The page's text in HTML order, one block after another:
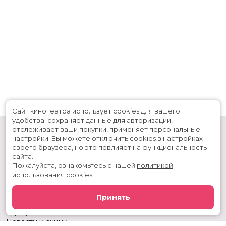
Скоро в кино
Тарифы
Новости и акции
Сайт кинотеатра использует cookies для вашего
удобства: сохраняет данные для авторизации,
отслеживает ваши покупки, применяет персональные
настройки. Вы можете отключить cookies в настройках
своего браузера, но это повлияет на функциональность
сайта.
Пожалуйста, ознакомьтесь с нашей политикой
использования cookies
Принять